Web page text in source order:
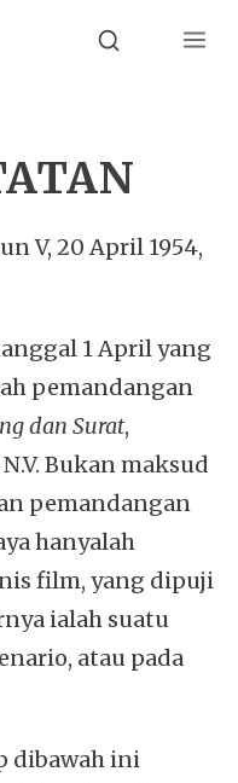
Search Menu
V, 20 April 1954,
1 April yang
pemandangan
dan Surat,
Bukan maksud
pemandangan
hanyalah
film, yang dipuji
ialah suatu
atau pada
dibawah ini